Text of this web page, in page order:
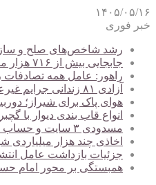
۱۴۰۵/۰۵/۱۶
خبر فوری
رشد شاخص‌های صلح و
جابجایی بیش از ۷۱۶ هزار مسافر با متروی تهران در مراسم جاماندگان اربعین
راهور: عامل همه
آزادی ۸۱ زندانی جرایم غیرعمد در تهران همزمان با اربعین
هوای پاک برای شیراز؛
انواع قاب بندی دیوار با
مسدودی ۳ سایت و حساب آژانس‌های متخلف فروش بلیت اربعین
اخاذی چند هزار میلیاردی
جزئیات بازداشت عامل
همبستگی بر محور امام